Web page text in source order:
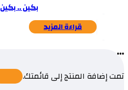
بكين .. بكين
قراءة المزيد
...
تمت إضافة المنتج إلى قائمتك.